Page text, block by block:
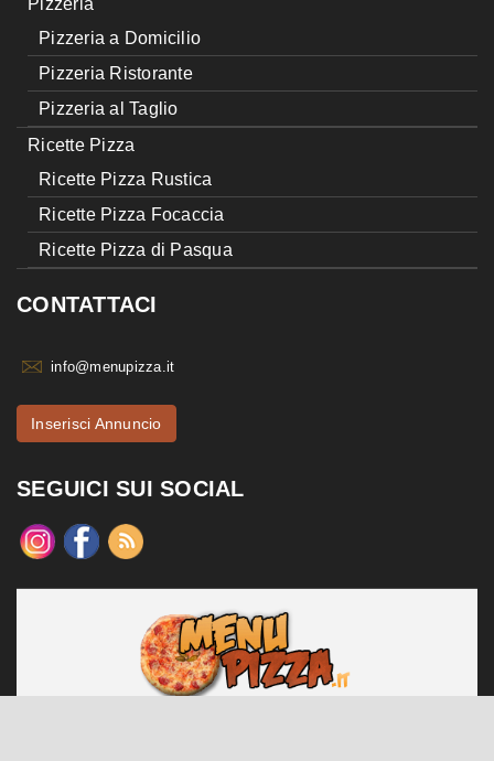
Pizzeria
Pizzeria a Domicilio
Pizzeria Ristorante
Pizzeria al Taglio
Ricette Pizza
Ricette Pizza Rustica
Ricette Pizza Focaccia
Ricette Pizza di Pasqua
CONTATTACI
info@menupizza.it
Inserisci Annuncio
SEGUICI SUI SOCIAL